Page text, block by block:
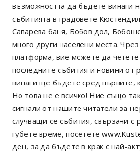
възможността да бъдете винаги
събитията в градовете
Сапарева баня, Бобов дол,
много други населени места.
платформа, вие можете да четете
последните събития и новини от
винаги ще бъдете сред първите,
Но това не е всичко! Ние също
сигнали от нашите читатели за
случващи се събития, свързани с
губете време, посетете
ден, за да бъдете в крак с най-